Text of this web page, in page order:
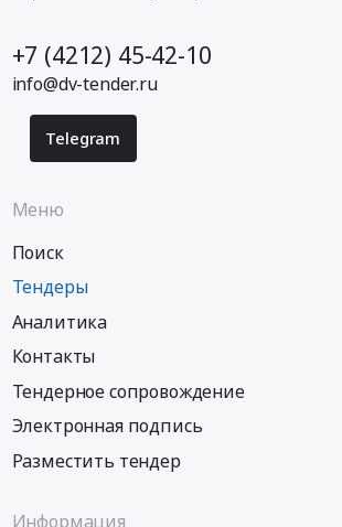
+7 (4212) 45-42-10
info@dv-tender.ru
Telegram
Меню
Поиск
Тендеры
Аналитика
Контакты
Тендерное сопровождение
Электронная подпись
Разместить тендер
Информация